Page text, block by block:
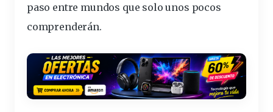
paso entre mundos que solo unos pocos
comprenderán.